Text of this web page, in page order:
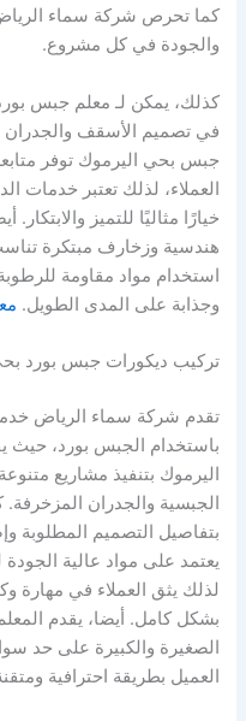
كما تحرص شركة سماء الرياض
والجودة في كل مشروع.
كذلك، يمكن لـ معلم جبس
في تصميم الأسقف والجدران
جبس بحي اليرموك توفر
العملاء، لذلك تعتبر خدمات
خيارًا مثاليًا للتميز
هندسية وزخارف مبتكرة
استخدام مواد مقاومة
وجذابة على المدى الطويل.
تركيب ديكورات جبس بورد
تقدم شركة سماء الرياض
باستخدام الجبس بورد،
اليرموك بتنفيذ مشاريع
الجبسية والجدران
بتفاصيل التصميم المطلوبة
يعتمد على مواد عالية
لذلك يثق العملاء في مهارة
بشكل كامل. أيضا، يقدم
الصغيرة والكبيرة على حد
العميل بطريقة احترافية